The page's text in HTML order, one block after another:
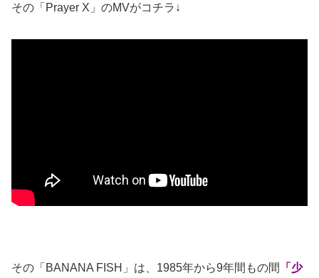
その「Prayer X」のMVがコチラ↓
その「BANANA FISH」は、1985年から9年間もの間
「少